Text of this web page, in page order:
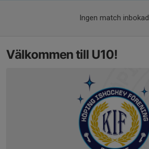
Ingen match inbokad
Välkommen till U10!